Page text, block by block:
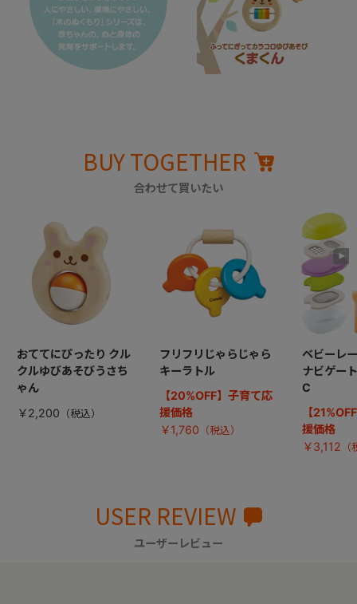
BUY TOGETHER
合わせて買いたい
おててにぴったり クル
クルゆびあそびうさち
ゃん
￥2,200
フリフリじゃらじゃら
キーラトル
【20%OFF】子育て応
援価格
￥1,760
ベビーレ
ナビゲー
C
【
援価格
￥3,112
USER REVIEW
ユーザーレビュー